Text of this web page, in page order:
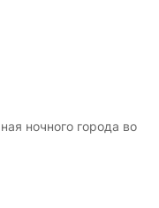
ночного города во